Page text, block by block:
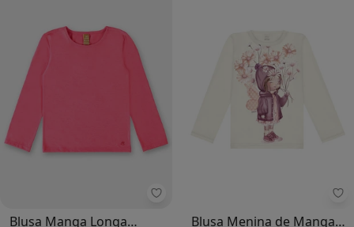
Up Baby - Blusa Manga Longa
Blusa Manga Longa
Blusa Menina de Mangas